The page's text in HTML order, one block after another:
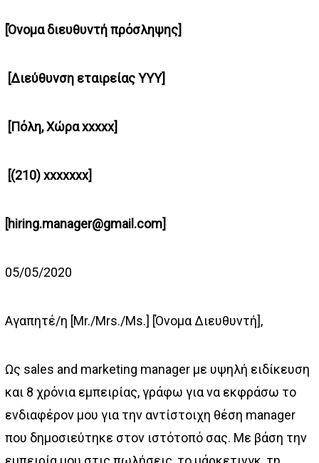
[Όνομα διευθυντή πρόσληψης]
[Διεύθυνση εταιρείας YYY]
[Πόλη, Χώρα xxxxx]
[(210)xxxxxxx]
[hiring.manager@gmail.com]
05/05/2020
Αγαπητέ/η [Mr./Mrs./Ms.] [Όνομα Διευθυντή],
Ως sales and marketing manager με υψηλή ειδίκευση
και 8 χρόνια εμπειρίας, γράφω για να εκφράσω το
ενδιαφέρον μου για την αντίστοιχη θέση manager
που δημοσιεύτηκε στον ιστότοπό σας. Με βάση την